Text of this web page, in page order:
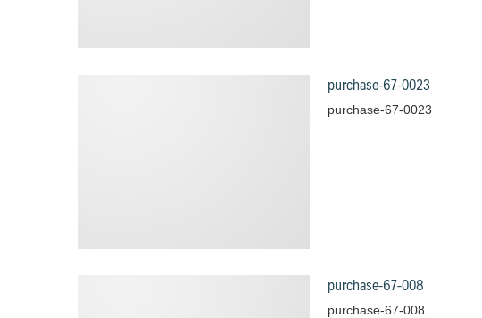
purchase-67-0023
purchase-67-0023
purchase-67-008
purchase-67-008